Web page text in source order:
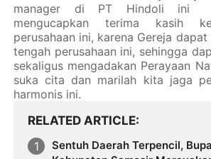
manager di PT Hindoli ini
mengucapkan terima kasih
perusahaan ini, karena Gereja
tengah perusahaan ini, sehingga
sekaligus mengadakan Perayaan
suka cita dan marilah kita jaga
harmonis ini.
RELATED ARTICLE
Sentuh Daerah Terpencil,